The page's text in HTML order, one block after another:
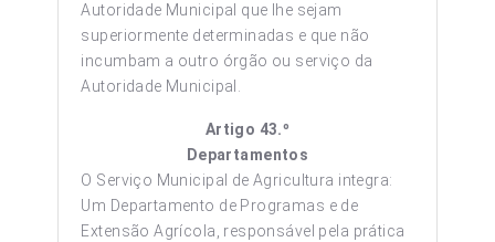
Autoridade Municipal que lhe sejam
superiormente determinadas e que não
incumbam a outro órgão ou serviço da
Autoridade Municipal.
Artigo 43.º
Departamentos
O Serviço Municipal de Agricultura integra:
Um Departamento de Programas e de
Extensão Agrícola, responsável pela prática